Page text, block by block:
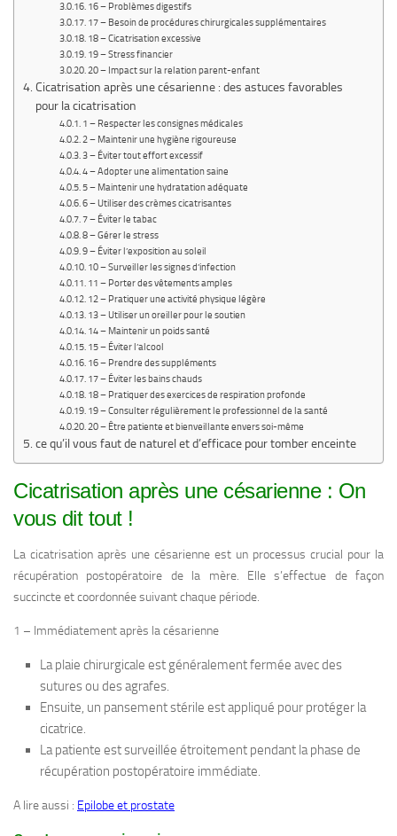
16 – Problèmes digestifs
17 – Besoin de procédures chirurgicales supplémentaires
18 – Cicatrisation excessive
19 – Stress financier
20 – Impact sur la relation parent-enfant
Cicatrisation après une césarienne : des astuces favorables
pour la cicatrisation
1 – Respecter les consignes médicales
2 – Maintenir une hygiène rigoureuse
3 – Éviter tout effort excessif
4 – Adopter une alimentation saine
5 – Maintenir une hydratation adéquate
6 – Utiliser des crèmes cicatrisantes
7 – Éviter le tabac
8 – Gérer le stress
9 – Éviter l’exposition au soleil
10 – Surveiller les signes d’infection
11 – Porter des vêtements amples
12 – Pratiquer une activité physique légère
13 – Utiliser un oreiller pour le soutien
14 – Maintenir un poids santé
15 – Éviter l’alcool
16 – Prendre des suppléments
17 – Éviter les bains chauds
18 – Pratiquer des exercices de respiration profonde
19 – Consulter régulièrement le professionnel de la santé
20 – Être patiente et bienveillante envers soi-même
ce qu’il vous faut de naturel et d’efficace pour tomber enceinte
Cicatrisation après une césarienne : On
vous dit tout !
La cicatrisation après une césarienne est un processus crucial pour la
récupération postopératoire de la mère. Elle s’effectue de façon
succincte et coordonnée suivant chaque période.
1 – Immédiatement après la césarienne
La plaie chirurgicale est généralement fermée avec des
sutures ou des agrafes.
Ensuite, un pansement stérile est appliqué pour protéger la
cicatrice.
La patiente est surveillée étroitement pendant la phase de
récupération postopératoire immédiate.
A lire aussi : Epilobe et prostate